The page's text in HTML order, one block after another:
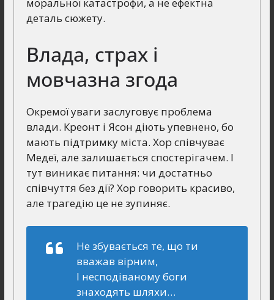
моральної катастрофи, а не ефектна
деталь сюжету.
Влада, страх і
мовчазна згода
Окремої уваги заслуговує проблема
влади. Креонт і Ясон діють упевнено, бо
мають підтримку міста. Хор співчуває
Медеї, але залишається спостерігачем. І
тут виникає питання: чи достатньо
співчуття без дії? Хор говорить красиво,
але трагедію це не зупиняє.
Не збувається те, що ти
вважав вірним,
І несподіваному боги
знаходять шляхи…